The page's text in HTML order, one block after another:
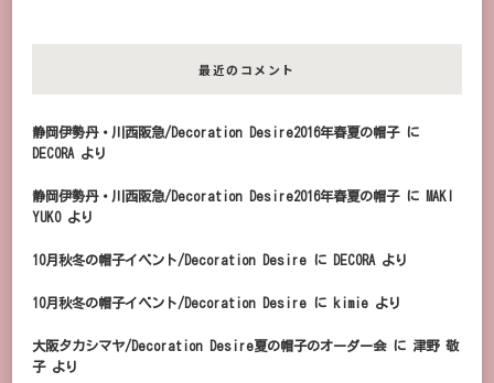
最近のコメント
静岡伊勢丹・川西阪急/Decoration Desire2016年春夏の帽子に
DECORA より
静岡伊勢丹・川西阪急/Decoration Desire2016年春夏の帽子に
MAKI
YUKOより
10月秋冬の帽子イベント/Decoration Desire に DECORA より
10月秋冬の帽子イベント/Decoration Desire に kimie より
大阪タカシマヤ/Decoration Desire夏の帽子のオーダー会に 津野 敬
子より